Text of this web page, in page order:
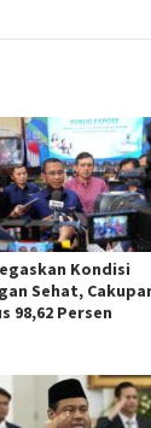
Kondisi
Sehat,
98,62 Persen